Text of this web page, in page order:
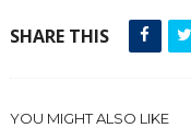
SHARE THIS
YOU MIGHT ALSO LIKE